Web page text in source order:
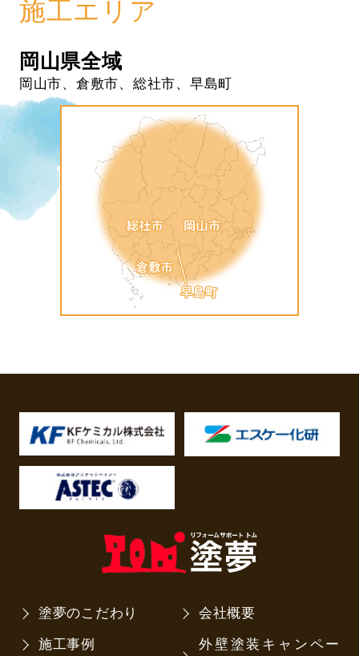
施工エリア
岡山県全域
岡山市、倉敷市、総社市、早島町
塗夢のこだわり
施工事例
会社概要
外壁塗装キャンペー